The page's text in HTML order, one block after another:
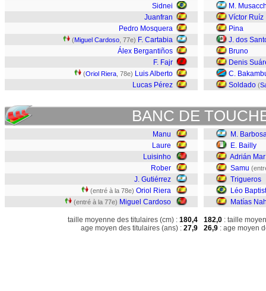
Sidnei
Juanfran
Pedro Mosquera
(Miguel Cardoso , 77e) F. Cartabia
Álex Bergantiños
F. Fajr
(Oriol Riera , 78e) Luis Alberto
Lucas Pérez
M.
Víctor Ruíz
Pina
J. dos
Bruno
Denis
C.
Soldado (
BANC DE
Manu
Laure
Luisinho
Rober
J. Gutiérrez
(entré à la 78e) Oriol Riera
(entré à la 77e) Miguel Cardoso
taille moyenne des titulaires (cm) : 180,4
age moyen des titulaires (ans) : 27,9
M.
E. Bailly
Adrián
Samu
Trigueros
Léo
Matías
182,0 : taille
26,9 : age moyen